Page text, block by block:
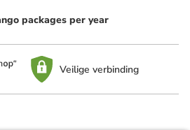
packages per year
Veilige verbinding